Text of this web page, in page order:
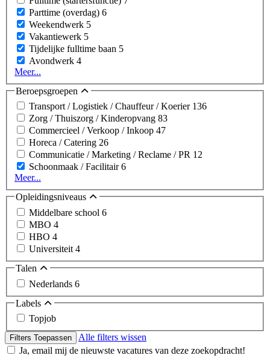
Parttime (overdag) 6
Weekendwerk 5
Vakantiewerk 5
Tijdelijke fulltime baan 5
Avondwerk 4
Meer...
Beroepsgroepen
Transport / Logistiek / Chauffeur / Koerier 136
Zorg / Thuiszorg / Kinderopvang 83
Commercieel / Verkoop / Inkoop 47
Horeca / Catering 26
Communicatie / Marketing / Reclame / PR 12
Schoonmaak / Facilitair6
Meer...
Opleidingsniveaus
Middelbare school 6
MBO 4
HBO 4
Universiteit 4
Talen
Nederlands 6
Labels
Topjob
Filters Toepassen
Alle filters wissen
Ja, email mij de nieuwste vacatures van deze zoekopdracht!